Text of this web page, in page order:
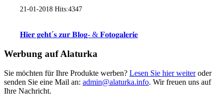
21-01-2018 Hits:4347
𝐇𝐢𝐞𝐫 𝐠𝐞𝐡𝐭´𝐬 𝐳𝐮𝐫 𝐁𝐥𝐨𝐠- & 𝐅𝐨𝐭𝐨𝐠𝐚𝐥𝐞𝐫𝐢𝐞
Werbung auf Alaturka
Sie möchten für Ihre Produkte werben? Lesen Sie hier weiteroder
senden Sie eine Mail an: admin@alaturka.info. Wir freuen uns auf
Ihre Nachricht.